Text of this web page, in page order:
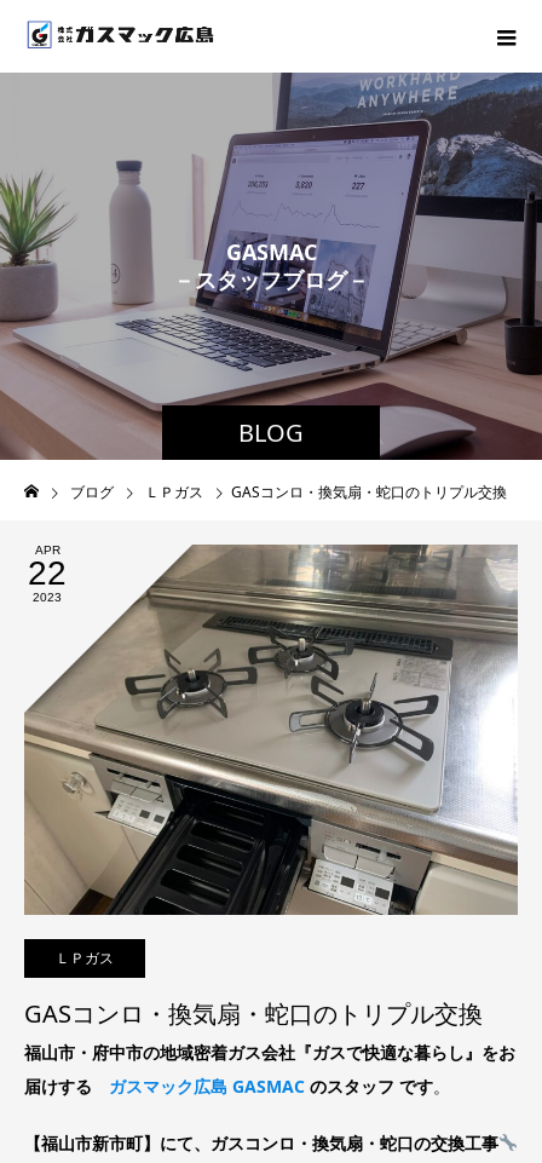
BLOG
GASMAC
－ スタッフブログ－
ブログ ＬＰガス GASコンロ・換気扇・蛇口のトリプル交換
APR
22
2023
ＬＰガス
GASコンロ・換気扇・蛇口のトリプル交換
福山市・府中市の地域密着ガス会社『ガスで快適な暮らし』をお
届けする ガスマック広島 GASMAC のスタッフ です。
【福山市新市町】にて、ガスコンロ・換気扇・蛇口の交換工事